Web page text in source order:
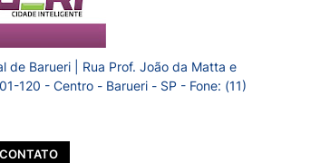
de Barueri | Rua Prof. João da Matta e
120 - Centro - Barueri - SP - Fone: (11)